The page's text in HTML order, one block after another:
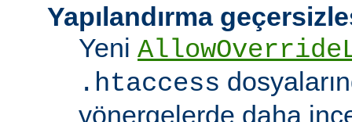
Yapılandırma
Yeni
.htaccess
yönergelerde daha